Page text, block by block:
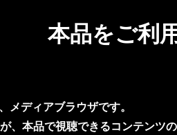
本品をご利
ディアブラウザです。
、本品で視聴できるコンテン